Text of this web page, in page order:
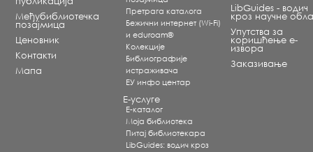
Међубиблиотечка
позајмица
Ценовник
Контакти
Мапа
Претрага каталога
Бежични интернет (Wi-Fi)
и eduroam®
Koлекције
Библиографије
истраживача
ЕУ инфо центар
Е-услуге
Е-каталог
Моја библиотека
Питај библиотекара
LibGuides: водич кроз
LibGuides - водич
кроз научне
Упутства за
коришћење е-
извора
Заказивање